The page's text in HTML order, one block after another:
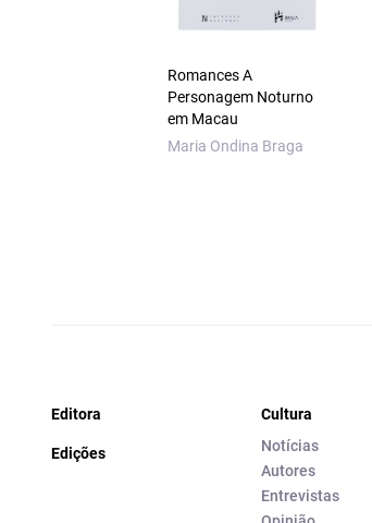
Romances A
Personagem Noturno
em Macau
Maria Ondina Braga
Editora
Edições
Cultura
Notícias
Autores
Entrevistas